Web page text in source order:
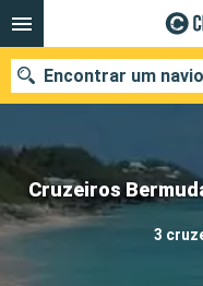
Cruzeiros
3
Encontrar um
Quando ir?
Data de partida